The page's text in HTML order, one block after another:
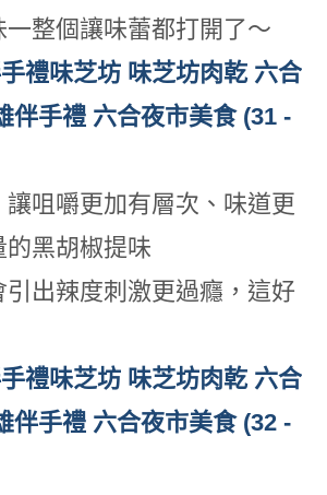
一整個讓味蕾都打開了～
讓咀嚼更加有層次、味道更
黑胡椒提味
引出辣度刺激更過癮，這好